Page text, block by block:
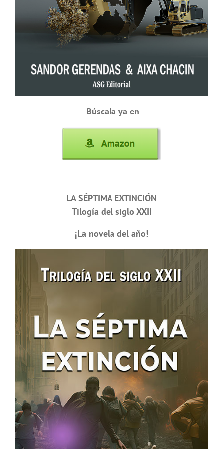
Búscala ya en
LA SÉPTIMA EXTINCIÓN
Tilogía del siglo XXII
¡La novela del año!